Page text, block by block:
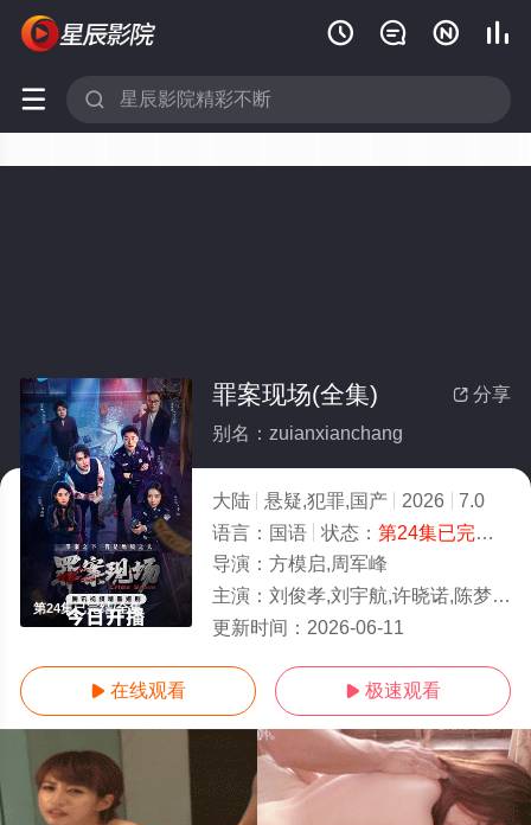
   
 
第24集已完结/全集
 分享
罪案现场(全集)
别名：zuianxianchang
大陆 悬疑,犯罪,国产 2026
7.0
语言： 国语 状态： 第24集已完结
导演： 方模启,周军峰
主演： 刘俊孝,刘宇航,许晓诺,陈梦瑶,杨明娜,王建新,刘金,洛嘉,赵美钧,童心,张程诗晴,戚彩,刘鸿飞,费贝贝,李
更新时间： 2026-06-11
 在线观看  极速观看